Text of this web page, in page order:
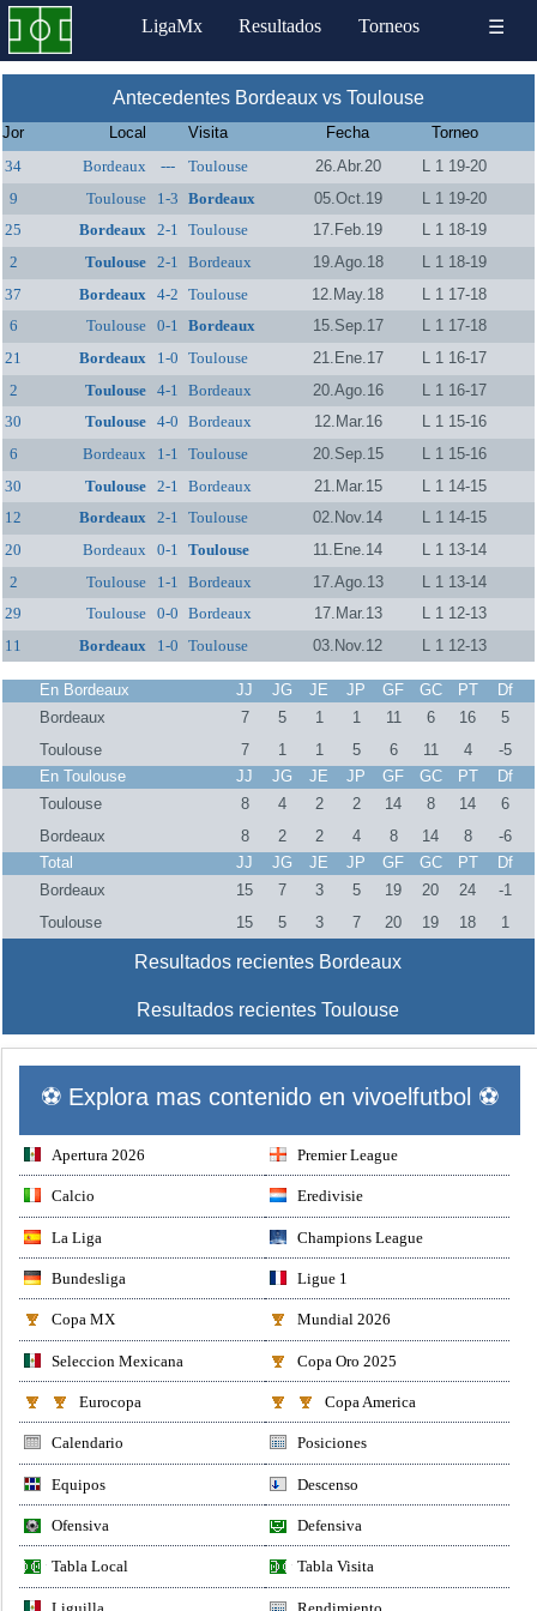
LigaMx Resultados Torneos ☰
Antecedentes Bordeaux vs Toulouse
Jor Local Visita Fecha
Torneo
34
Bordeaux --- Toulouse 26.Abr.20
L 1 19-20
9
Toulouse 1-3 Bordeaux 05.Oct.19
L 1 19-20
25
Bordeaux 2-1 Toulouse 17.Feb.19
L 1 18-19
2
Toulouse 2-1 Bordeaux 19.Ago.18
L 1 18-19
37
Bordeaux 4-2 Toulouse 12.May.18
L 1 17-18
6
Toulouse 0-1 Bordeaux 15.Sep.17
L 1 17-18
21
Bordeaux 1-0 Toulouse 21.Ene.17
L 1 16-17
2
Toulouse 4-1 Bordeaux 20.Ago.16
L 1 16-17
30
Toulouse 4-0 Bordeaux 12.Mar.16
L 1 15-16
6
Bordeaux 1-1 Toulouse 20.Sep.15
L 1 15-16
30
Toulouse 2-1 Bordeaux 21.Mar.15
L 1 14-15
12
Bordeaux 2-1 Toulouse 02.Nov.14
L 1 14-15
20
Bordeaux 0-1 Toulouse 11.Ene.14
L 1 13-14
2
Toulouse 1-1 Bordeaux 17.Ago.13
L 1 13-14
29
Toulouse 0-0 Bordeaux 17.Mar.13
L 1 12-13
11
Bordeaux 1-0 Toulouse 03.Nov.12 L 1 12-13
En Bordeaux JJ JG JE JP GF GC PT
Df
Bordeaux
7 5 1 1 11 6 16
5
Toulouse
7 1 1 5 6 11 4
-5
En Toulouse
JJ JG JE JP GF GC PT
Df
Toulouse
8 4 2 2 14 8 14
6
Bordeaux
8 2 2 4 8 14 8
-6
Total
JJ JG JE JP GF GC PT
Df
Bordeaux
15 7 3 5 19 20 24
-1
Toulouse
15 5 3 7 20 19 18 1
Resultados recientes Bordeaux
Resultados recientes Toulouse
⚽ Explora mas contenido en vivoelfutbol ⚽
Apertura 2026 Premier League
Calcio Eredivisie
La Liga Champions League
Bundesliga Ligue 1
Copa MX Mundial 2026
Seleccion Mexicana Copa Oro 2025
Eurocopa Copa America
Calendario Posiciones
Equipos Descenso
Ofensiva Defensiva
Tabla Local Tabla Visita